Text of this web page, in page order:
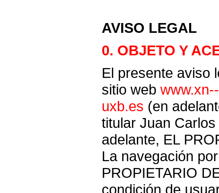
AVISO LEGAL
0. OBJETO Y
El presente aviso
sitio web
uxb.es (en
titular Juan
adelante, EL
La navegación
PROPIETARIO
condición de